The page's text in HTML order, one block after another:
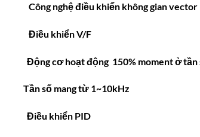
Công nghệ điều khiển không gian vector
Điều khiển V/F
Động cơ hoạt động 150% moment ở tần
Tần số mang từ 1~10kHz
Điều khiển PID